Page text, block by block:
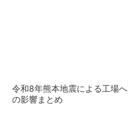
令和8年熊本地震による工場へ
の影響まとめ